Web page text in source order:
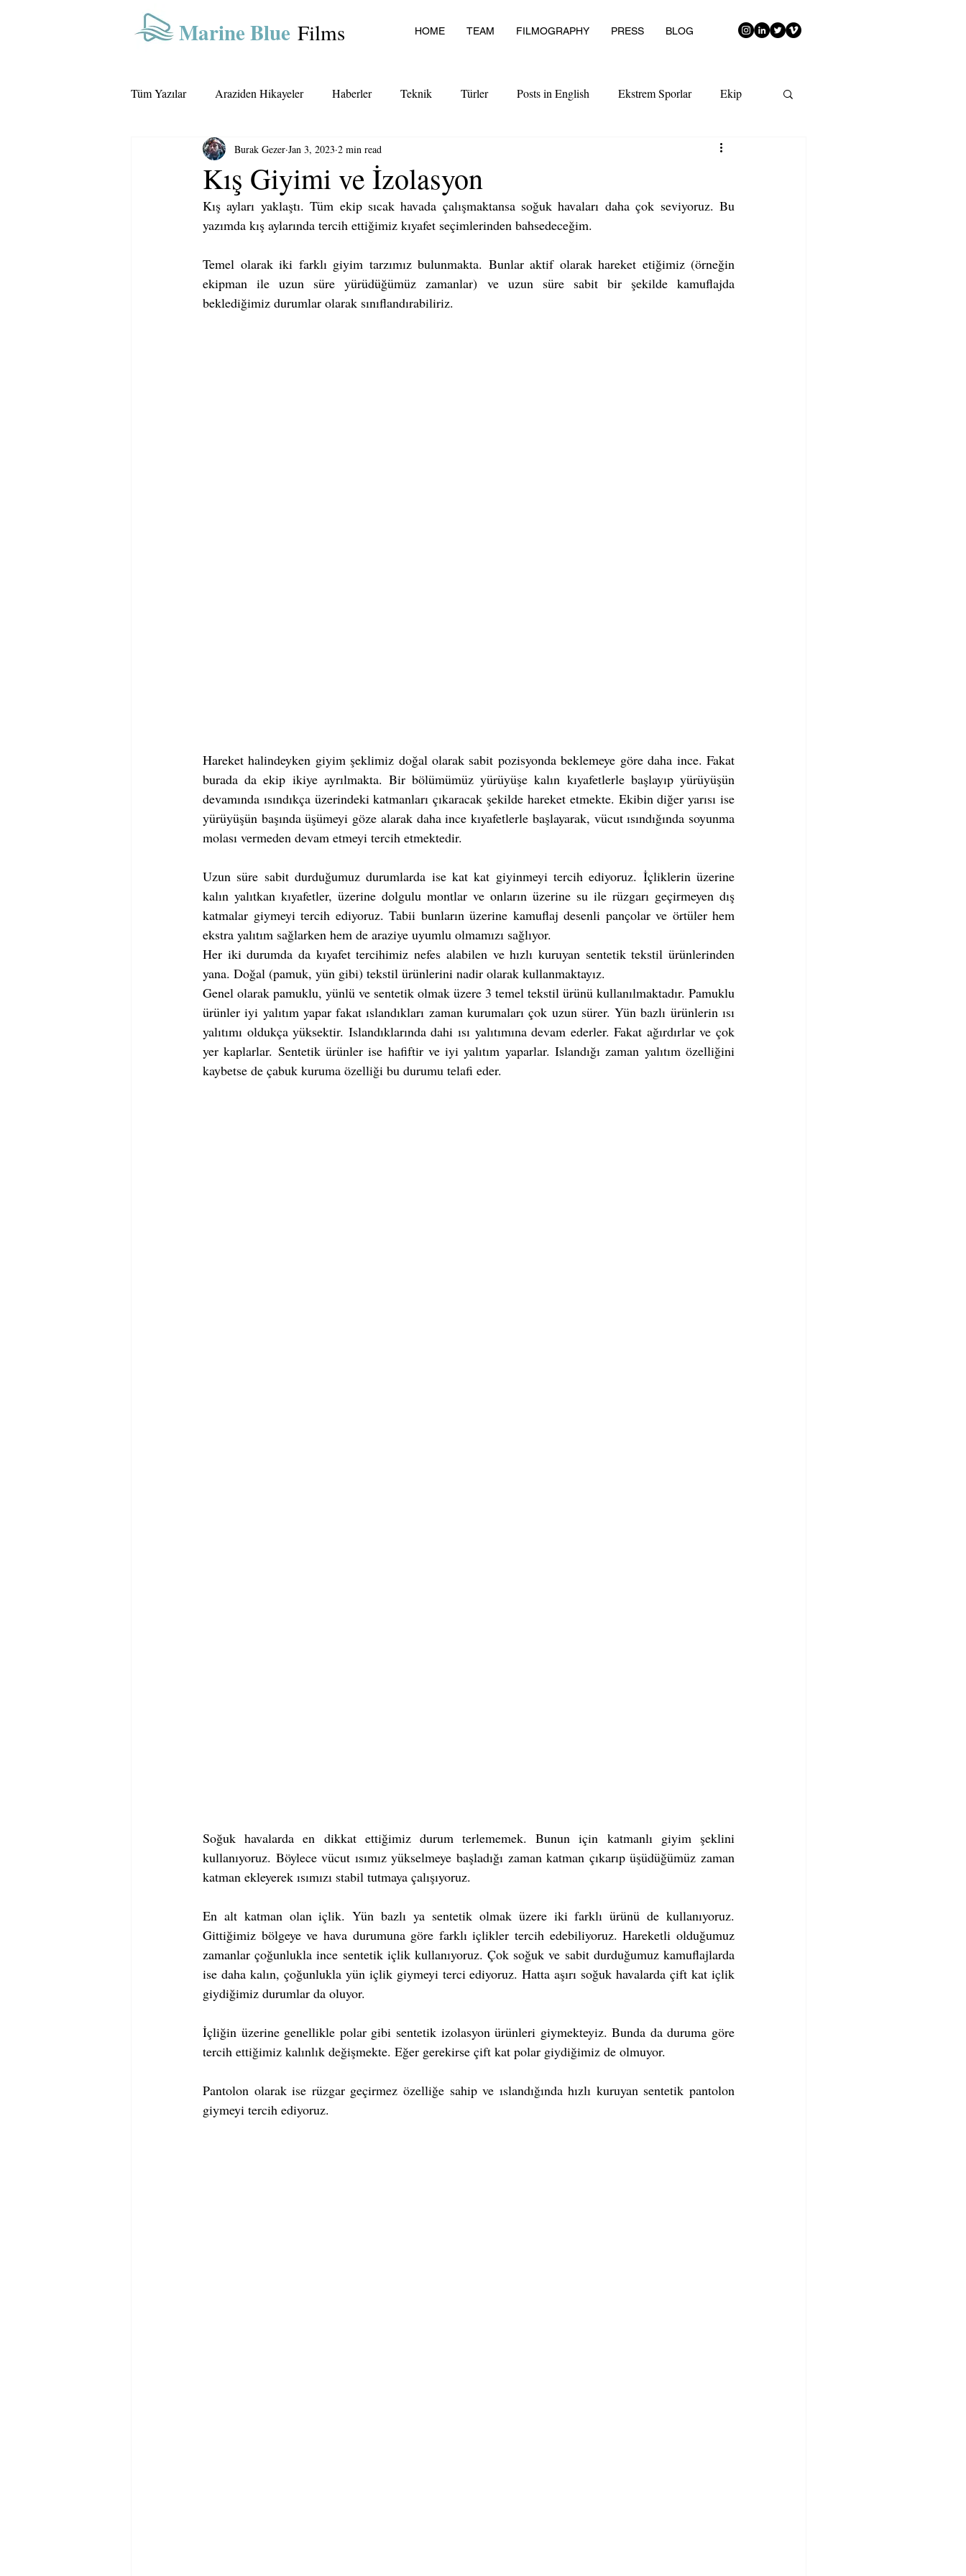
Marine Blue Films HOME TEAM FILMOGRAPHY PRESS BLOG
Tüm Yazılar Araziden Hikayeler Haberler Teknik Türler Posts in English Ekstrem Sporlar Ekip
Kış Giyimi ve İzolasyon
Burak Gezer Jan 3, 2023 2 min read
Kış ayları yaklaştı. Tüm ekip sıcak havada çalışmaktansa soğuk havaları daha çok seviyoruz. Bu
yazımda kış aylarında tercih ettiğimiz kıyafet seçimlerinden bahsedeceğim.
Temel olarak iki farklı giyim tarzımız bulunmakta. Bunlar aktif olarak hareket etiğimiz (örneğin
ekipman ile uzun süre yürüdüğümüz zamanlar) ve uzun süre sabit bir şekilde kamuflajda
beklediğimiz durumlar olarak sınıflandırabiliriz.
Hareket halindeyken giyim şeklimiz doğal olarak sabit pozisyonda beklemeye göre daha ince. Fakat
burada da ekip ikiye ayrılmakta. Bir bölümümüz yürüyüşe kalın kıyafetlerle başlayıp yürüyüşün
devamında ısındıkça üzerindeki katmanları çıkaracak şekilde hareket etmekte. Ekibin diğer yarısı ise
yürüyüşün başında üşümeyi göze alarak daha ince kıyafetlerle başlayarak, vücut ısındığında soyunma
molası vermeden devam etmeyi tercih etmektedir.
Uzun süre sabit durduğumuz durumlarda ise kat kat giyinmeyi tercih ediyoruz. İçliklerin üzerine
kalın yalıtkan kıyafetler, üzerine dolgulu montlar ve onların üzerine su ile rüzgarı geçirmeyen dış
katmalar giymeyi tercih ediyoruz. Tabii bunların üzerine kamuflaj desenli pançolar ve örtüler hem
ekstra yalıtım sağlarken hem de araziye uyumlu olmamızı sağlıyor.
Her iki durumda da kıyafet tercihimiz nefes alabilen ve hızlı kuruyan sentetik tekstil ürünlerinden
yana. Doğal (pamuk, yün gibi) tekstil ürünlerini nadir olarak kullanmaktayız.
Genel olarak pamuklu, yünlü ve sentetik olmak üzere 3 temel tekstil ürünü kullanılmaktadır. Pamuklu
ürünler iyi yalıtım yapar fakat ıslandıkları zaman kurumaları çok uzun sürer. Yün bazlı ürünlerin ısı
yalıtımı oldukça yüksektir. Islandıklarında dahi ısı yalıtımına devam ederler. Fakat ağırdırlar ve çok
yer kaplarlar. Sentetik ürünler ise hafiftir ve iyi yalıtım yaparlar. Islandığı zaman yalıtım özelliğini
kaybetse de çabuk kuruma özelliği bu durumu telafi eder.
Soğuk havalarda en dikkat ettiğimiz durum terlememek. Bunun için katmanlı giyim şeklini
kullanıyoruz. Böylece vücut ısımız yükselmeye başladığı zaman katman çıkarıp üşüdüğümüz zaman
katman ekleyerek ısımızı stabil tutmaya çalışıyoruz.
En alt katman olan içlik. Yün bazlı ya sentetik olmak üzere iki farklı ürünü de kullanıyoruz.
Gittiğimiz bölgeye ve hava durumuna göre farklı içlikler tercih edebiliyoruz. Hareketli olduğumuz
zamanlar çoğunlukla ince sentetik içlik kullanıyoruz. Çok soğuk ve sabit durduğumuz kamuflajlarda
ise daha kalın, çoğunlukla yün içlik giymeyi terci ediyoruz. Hatta aşırı soğuk havalarda çift kat içlik
giydiğimiz durumlar da oluyor.
İçliğin üzerine genellikle polar gibi sentetik izolasyon ürünleri giymekteyiz. Bunda da duruma göre
tercih ettiğimiz kalınlık değişmekte. Eğer gerekirse çift kat polar giydiğimiz de olmuyor.
Pantolon olarak ise rüzgar geçirmez özelliğe sahip ve ıslandığında hızlı kuruyan sentetik pantolon
giymeyi tercih ediyoruz.